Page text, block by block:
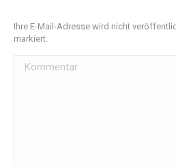
Ihre E-Mail-Adresse wird nicht
markiert.
Kommentar